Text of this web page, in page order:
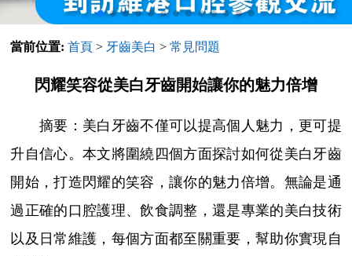
當前位置: 首頁 > 牙齒美白 >常見問題
閃耀笑容從美白牙齒開始讓你的魅力倍增
摘要：美白牙齒不僅可以提高個人魅力，更可提
升自信心。本文將圍繞四個方面探討如何從美白牙齒
開始，打造閃耀的笑容，讓你的魅力倍增。無論是通
過正確的口腔護理、飲食調整，還是專業的美白技術
以及日常維護，每個方面都至關重要，幫助你實現自